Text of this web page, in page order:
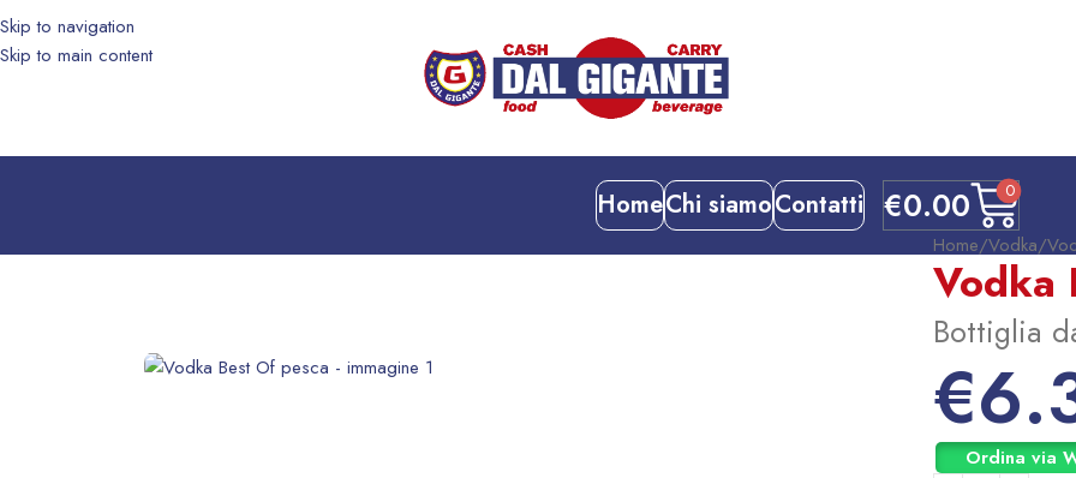
Skip to navigation
Skip to main content
€0.00 0
HomeChi siamoContatti
Home Vodka
Vodka
Bottiglia
€
Ordina via